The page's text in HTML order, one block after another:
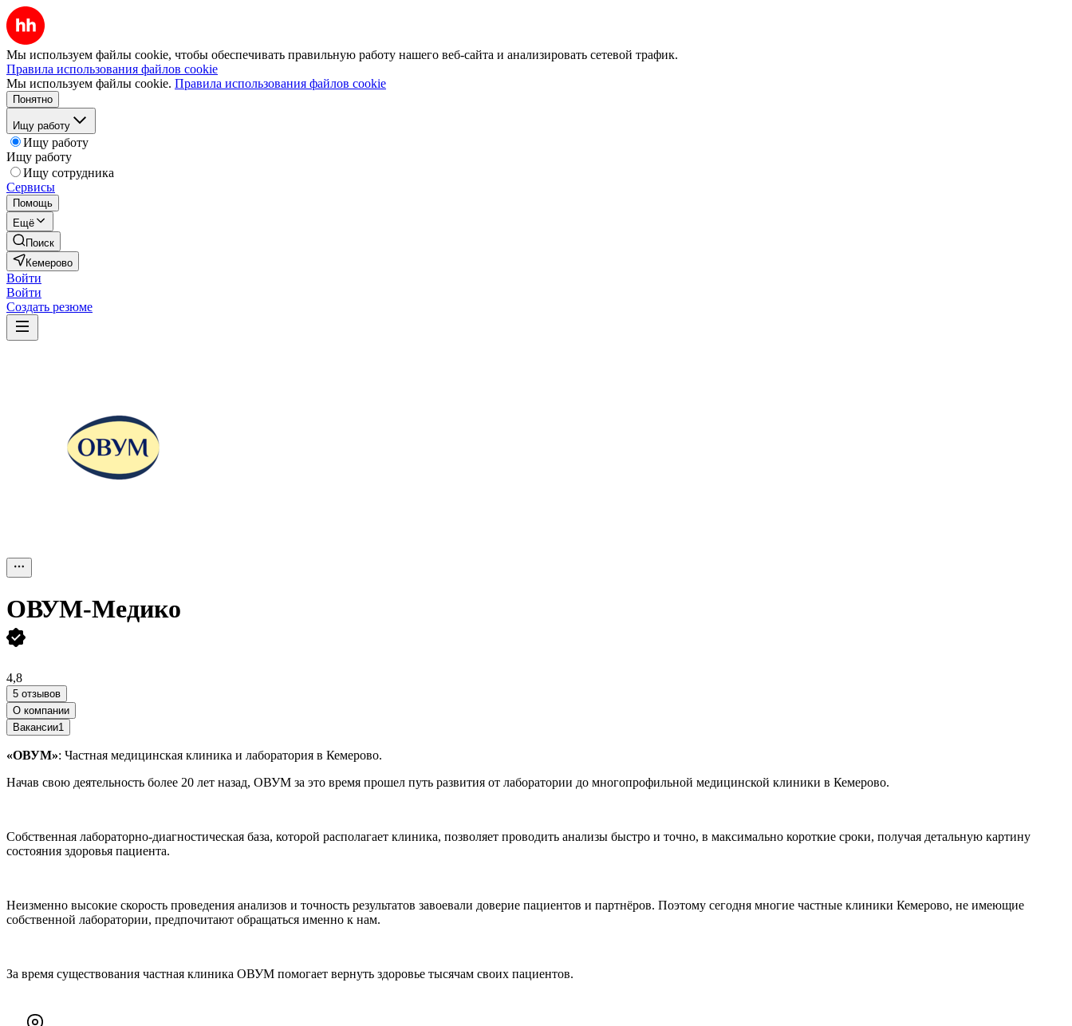
Мы используем файлы cookie, чтобы обеспечивать правильную работу нашего веб-сайта и анализировать сетевой трафик.
Правила использования файлов cookie
Мы используем файлы cookie. Правила использования файлов cookie
Понятно
Ищу работу
Ищу работу
Ищу работу
Ищу сотрудника
Сервисы
Помощь
Ещё
Поиск
Кемерово
Войти
Войти
Создать резюме
ОВУМ-Медико
4,8
5 отзывов
О компании
Вакансии1
«ОВУМ»: Частная медицинская клиника и лаборатория в Кемерово.
Начав свою деятельность более 20 лет назад, ОВУМ за это время прошел путь развития от лаборатории до многопрофильной медицинской клиники в Кемерово.
Собственная лабораторно-диагностическая база, которой располагает клиника, позволяет проводить анализы быстро и точно, в максимально короткие сроки, получая детальную картину
состояния здоровья пациента.
Неизменно высокие скорость проведения анализов и точность результатов завоевали доверие пациентов и партнёров. Поэтому сегодня многие частные клиники Кемерово, не имеющие
собственной лаборатории, предпочитают обращаться именно к нам.
За время существования частная клиника ОВУМ помогает вернуть здоровье тысячам своих пациентов.